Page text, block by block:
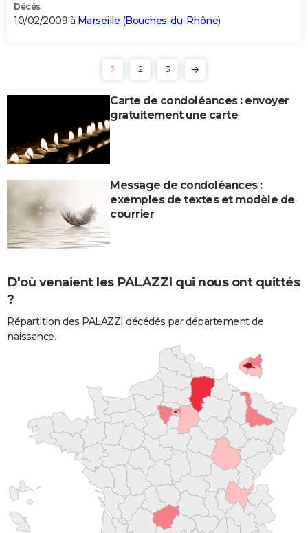
Décès
10/02/2009 à Marseille (Bouches-du-Rhône)
1 2 3
Carte de condoléances : envoyer
gratuitement une carte
Message de condoléances :
exemples de textes et modèle de
courrier
D'où venaient les PALAZZI qui nous ont quittés
?
Répartition des PALAZZI décédés par département de
naissance.